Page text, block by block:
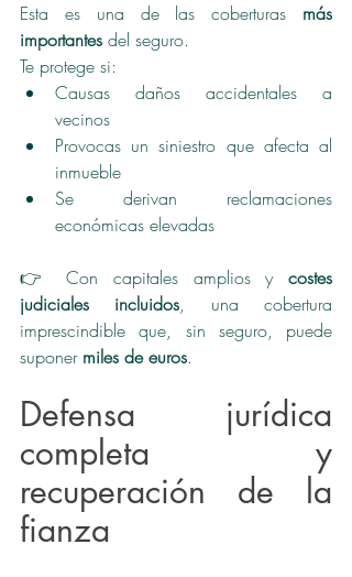
Esta es una de las coberturas más
importantes del seguro.
Te protege si:
Causas daños accidentales a
vecinos
Provocas un siniestro que afecta al
inmueble
Se derivan reclamaciones
económicas elevadas
👉 Con capitales amplios y costes
judiciales incluidos, una cobertura
imprescindible que, sin seguro, puede
suponer miles de euros.
Defensa jurídica
completa y
recuperación de la
fianza